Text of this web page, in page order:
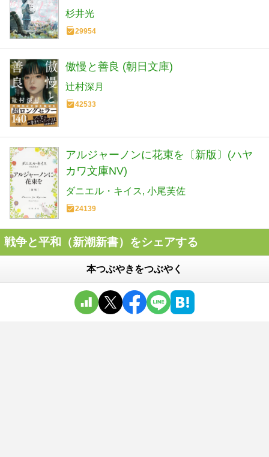
杉井光
29954
傲慢と善良 (朝日文庫)
辻村深月
42533
アルジャーノンに花束を〔新版〕(ハヤ
カワ文庫NV)
ダニエル・キイス 小尾芙佐
24139
戦争と平和（新潮新書）をシェアする
本つぶやきをつぶやく